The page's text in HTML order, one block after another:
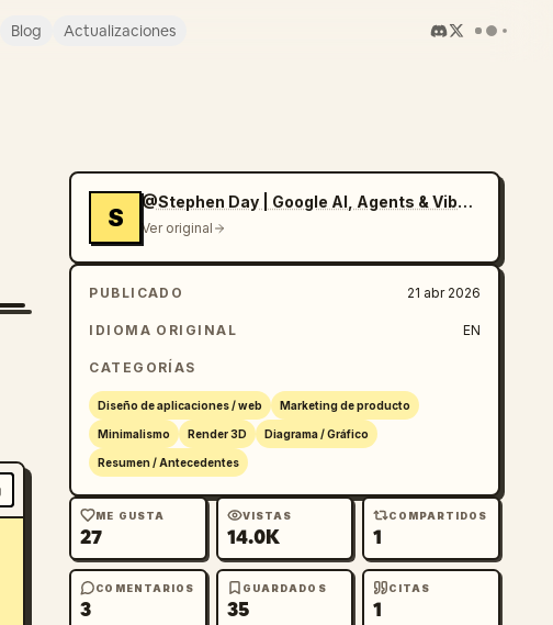
Blog Actualizaciones
S
@Stephen Day | Google AI, Agents & Vibe Coding
Ver original
PUBLICADO 21 abr 2026
IDIOMA ORIGINAL EN
CATEGORÍAS
Diseño de aplicaciones / web Marketing de producto
Minimalismo Render 3D Diagrama / Gráfico
Resumen / Antecedentes
ME GUSTA
27
VISTAS
14.0K
COMPARTIDOS
1
COMENTARIOS
3
GUARDADOS
35
CITAS
1